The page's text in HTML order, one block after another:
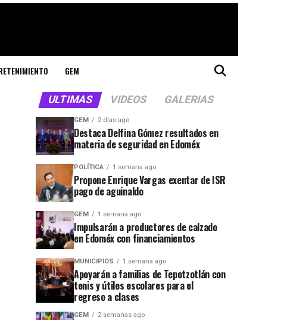
GEM
ULTIMAS VIDEOS GALERIAS
GEM 2 días ago
Destaca Delfina Gómez resultados en
materia de seguridad en Edoméx
POLÍTICA 1 semana ago
Propone Enrique Vargas exentar de ISR
pago de aguinaldo
GEM 1 semana ago
Impulsarán a productores de calzado
en Edoméx con financiamientos
MUNICIPIOS 1 semana ago
Apoyarán a familias de Tepotzotlán con
tenis y útiles escolares para el
regreso a clases
GEM 2 semanas ago